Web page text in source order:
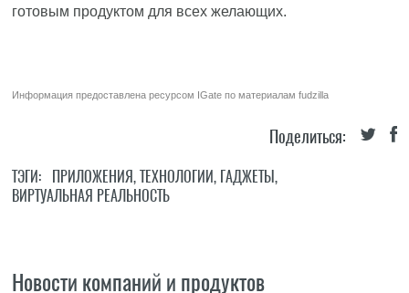
готовым продуктом для всех желающих.
Информация предоставлена ресурсом IGate по материаламfudzilla
Поделиться:
ТЭГИ: ПРИЛОЖЕНИЯ,ТЕХНОЛОГИИ, ГАДЖЕТЫ,
ВИРТУАЛЬНАЯ РЕАЛЬНОСТЬ
Новости компаний и продуктов